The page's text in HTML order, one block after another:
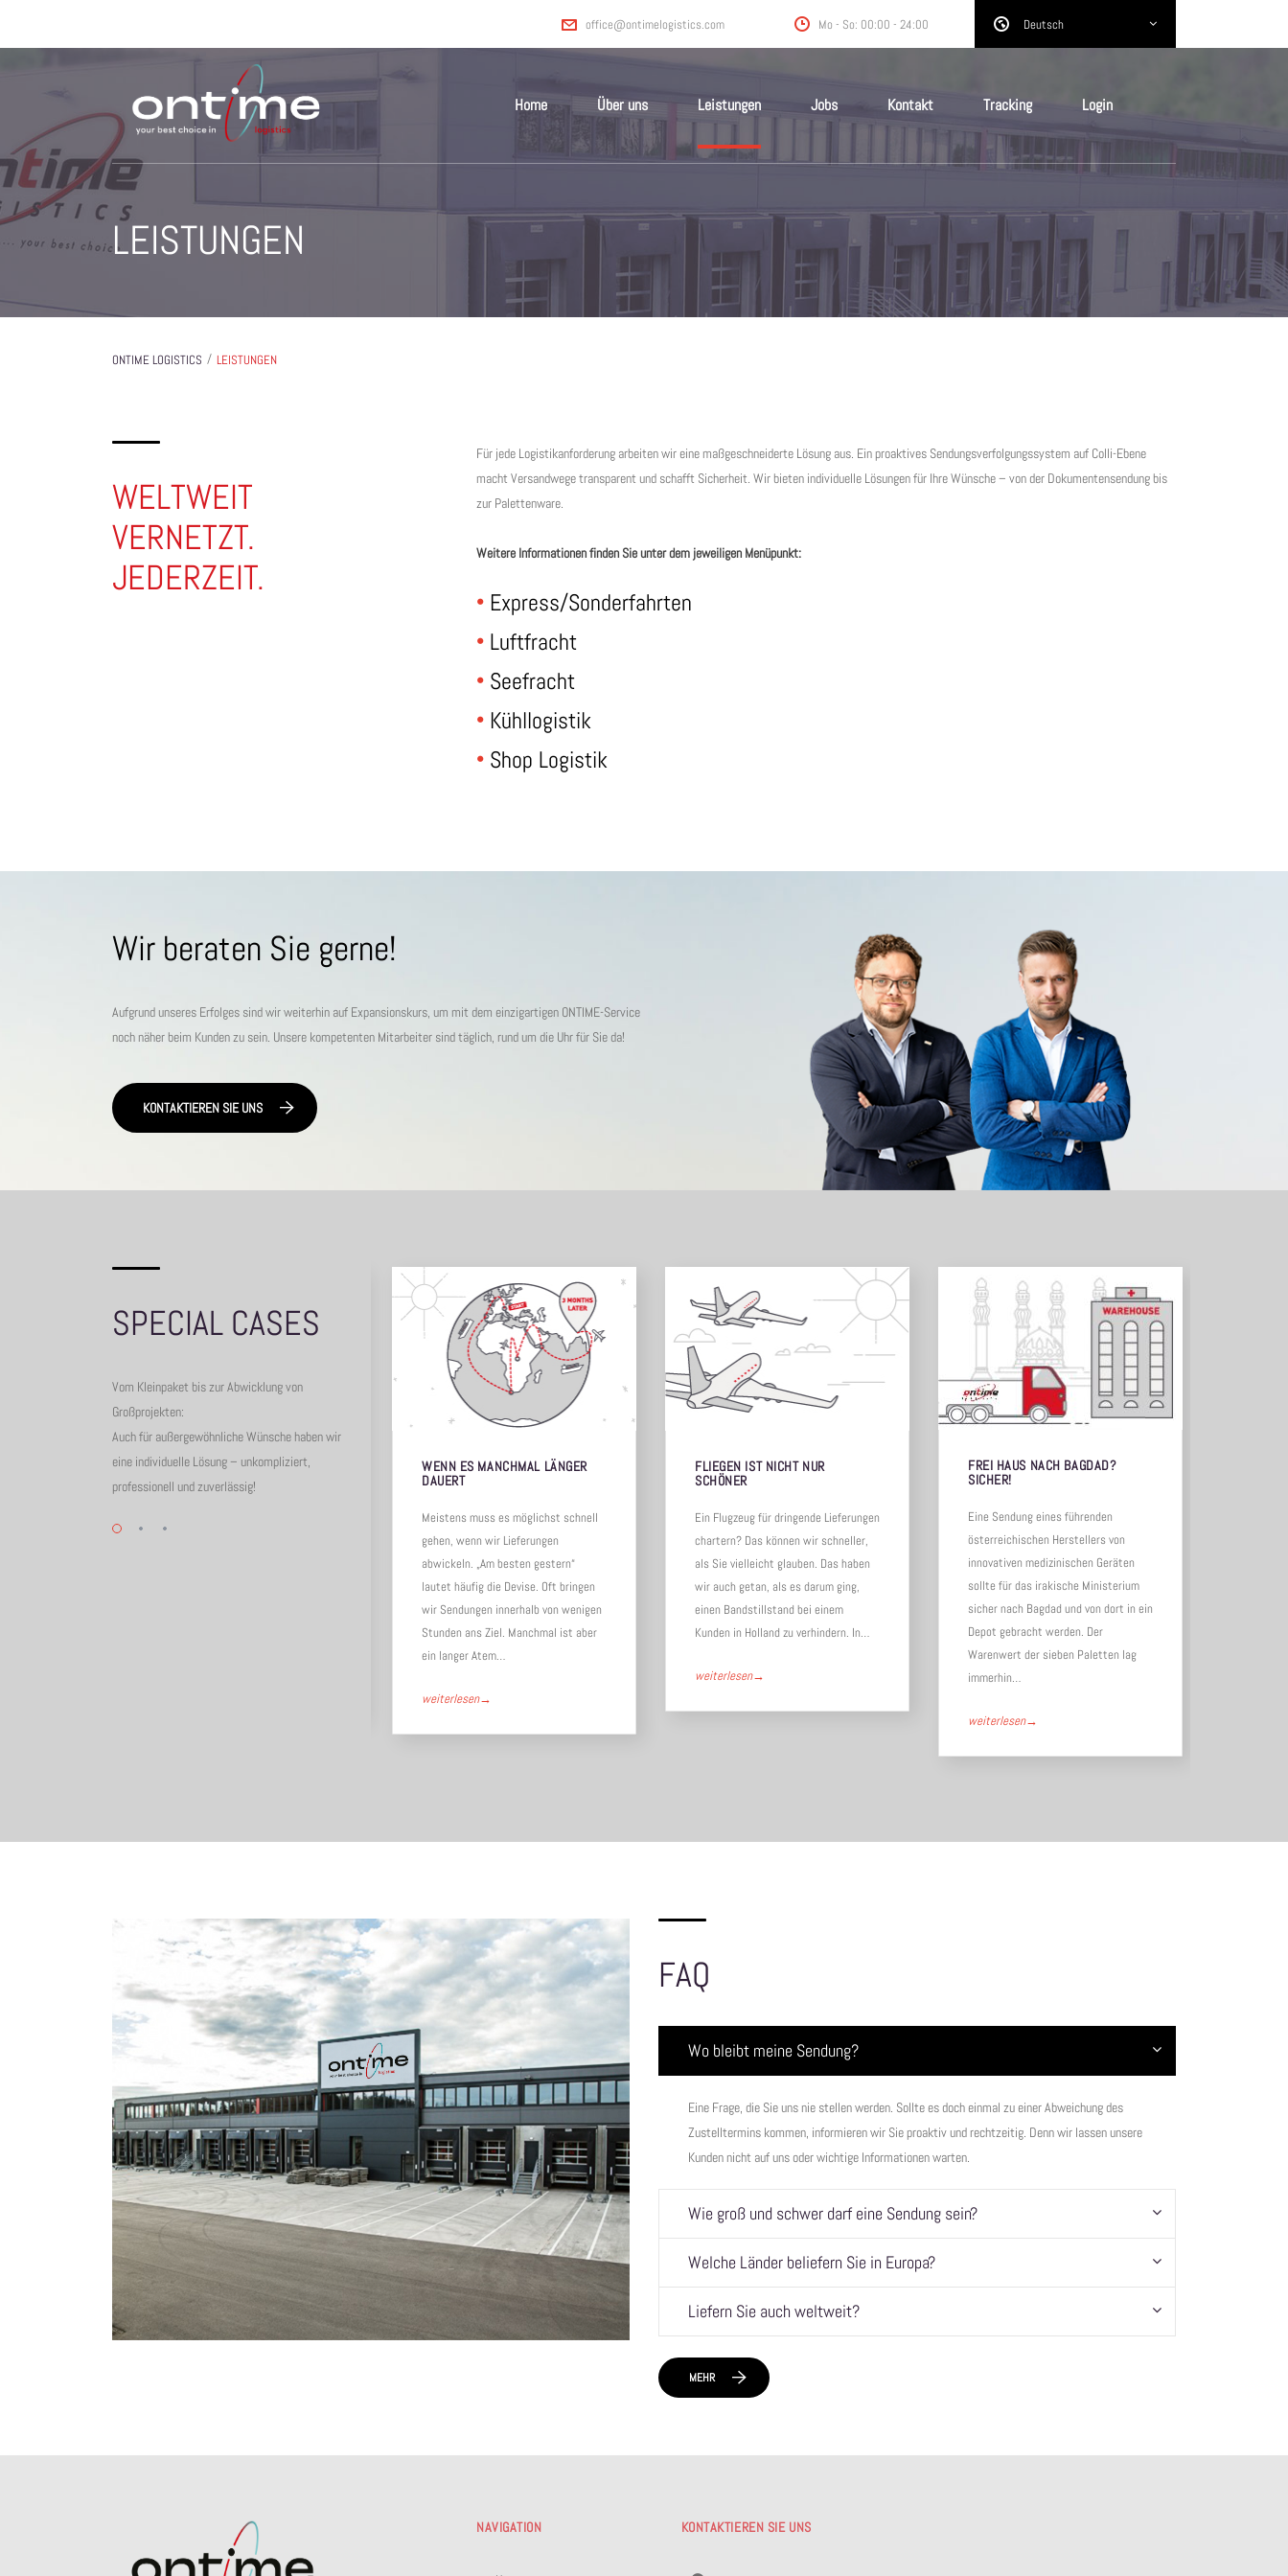
Deutsch
office@ontimelogistics.com Mo - So: 00:00 - 24:00
Home Über uns Leistungen Jobs Kontakt Tracking Login
LEISTUNGEN
ONTIME LOGISTICS / LEISTUNGEN
WELTWEIT
VERNETZT.
JEDERZEIT.
Für jede Logistikanforderung arbeiten wir eine maßgeschneiderte Lösung aus. Ein proaktives Sendungsverfolgungssystem auf Colli-Ebene
macht Versandwege transparent und schafft Sicherheit. Wir bieten individuelle Lösungen für Ihre Wünsche – von der Dokumentensendung bis
zur Palettenware.
Weitere Informationen finden Sie unter dem jeweiligen Menüpunkt:
Express/Sonderfahrten
Luftfracht
Seefracht
Kühllogistik
Shop Logistik
Wir beraten Sie gerne!
Aufgrund unseres Erfolges sind wir weiterhin auf Expansionskurs, um mit dem einzigartigen ONTIME-Service
noch näher beim Kunden zu sein. Unsere kompetenten Mitarbeiter sind täglich, rund um die Uhr für Sie da!
KONTAKTIEREN SIE UNS
SPECIAL CASES
Vom Kleinpaket bis zur Abwicklung von
Großprojekten:
Auch für außergewöhnliche Wünsche haben wir
eine individuelle Lösung – unkompliziert,
professionell und zuverlässig!
LÜCKENLOSE LÖSUNGEN
und genau wissen, was für ihren
WENN ES MANCHMAL LÄNGER
DAUERT
Meistens muss es möglichst schnell
gehen, wenn wir Lieferungen
abwickeln. „Am besten gestern“
lautet häufig die Devise. Oft bringen
wir Sendungen innerhalb von wenigen
Stunden ans Ziel. Manchmal ist aber
ein langer Atem…
weiterlesen→
FLIEGEN IST NICHT NUR
SCHÖNER
Ein Flugzeug für dringende Lieferungen
chartern? Das können wir schneller,
als Sie vielleicht glauben. Das haben
wir auch getan, als es darum ging,
einen Bandstillstand bei einem
Kunden in Holland zu verhindern. In…
weiterlesen→
FREI HAUS NACH BAGDAD?
SICHER!
Eine Sendung eines führenden
österreichischen Herstellers von
innovativen medizinischen Geräten
sollte für das irakische Ministerium
sicher nach Bagdad und von dort in ein
Depot gebracht werden. Der
Warenwert der sieben Paletten lag
immerhin…
weiterlesen→
FAQ
Wo bleibt meine Sendung?
Eine Frage, die Sie uns nie stellen werden. Sollte es doch einmal zu einer Abweichung des
Zustelltermins kommen, informieren wir Sie proaktiv und rechtzeitig. Denn wir lassen unsere
Kunden nicht auf uns oder wichtige Informationen warten.
Wie groß und schwer darf eine Sendung sein?
Welche Länder beliefern Sie in Europa?
Liefern Sie auch weltweit?
MEHR
NAVIGATION KONTAKTIEREN SIE UNS